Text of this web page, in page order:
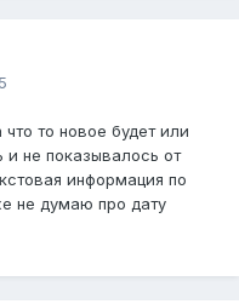
то новое будет или
и не показывалось от
информация по
не думаю про дату